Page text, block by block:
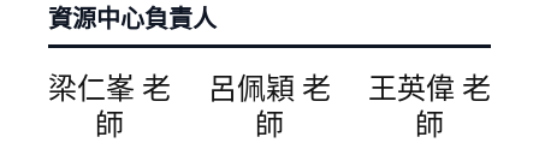
資源中心負責人
梁仁峯 老
師
呂佩穎 老
師
王英偉 老
師